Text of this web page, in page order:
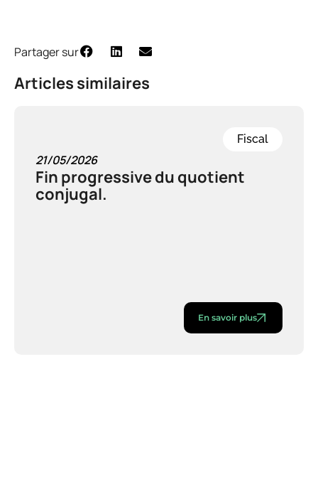
Partager sur
Articles similaires
Fiscal
21/05/2026
Fin progressive du quotient
conjugal.
En savoir plus